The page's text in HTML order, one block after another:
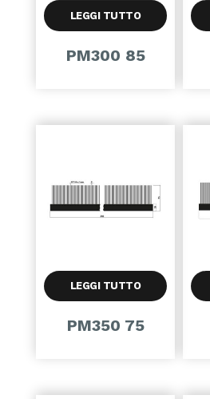
LEGGI TUTTO
PM300 85
LEGGI TUTTO
PM350 75